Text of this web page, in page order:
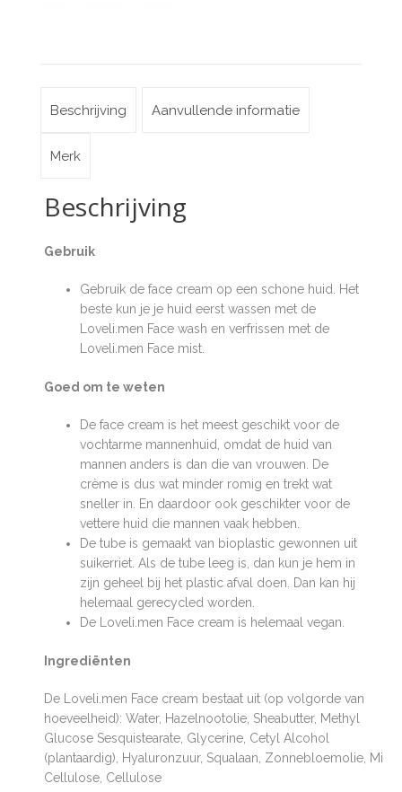
Beschrijving Aanvullende informatie
Merk
Beschrijving
Gebruik
Gebruik de face cream op een schone huid. Het
beste kun je je huid eerst wassen met de
Loveli.men Face wash en verfrissen met de
Loveli.men Face mist.
Goed om te weten
De face cream is het meest geschikt voor de
vochtarme mannenhuid, omdat de huid van
mannen anders is dan die van vrouwen. De
crème is dus wat minder romig en trekt wat
sneller in. En daardoor ook geschikter voor de
vettere huid die mannen vaak hebben.
De tube is gemaakt van bioplastic gewonnen uit
suikerriet. Als de tube leeg is, dan kun je hem in
zijn geheel bij het plastic afval doen. Dan kan hij
helemaal gerecycled worden.
De Loveli.men Face cream is helemaal vegan.
Ingrediënten
De Loveli.men Face cream bestaat uit (op volgorde van
hoeveelheid): Water, Hazelnootolie, Sheabutter, Methyl
Glucose Sesquistearate, Glycerine, Cetyl Alcohol
(plantaardig), Hyaluronzuur, Squalaan, Zonnebloemolie,
Cellulose, Cellulose